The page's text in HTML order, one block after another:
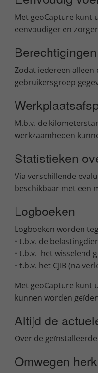
Met geoCapture kunt
eenvoudiger en
Zodat iedereen alleen
gebruikersgroep
M.b.v. de
werkzaamheden
Statistieken
Via verschillende
beschikbaar met een
Logboeken
Logboeken worden
• t.b.v. de
• t.b.v. het wisselend
• t.b.v. het CJIB (na
Met geoCapture kunt
kunnen worden
Altijd de
Over de
Omwegen